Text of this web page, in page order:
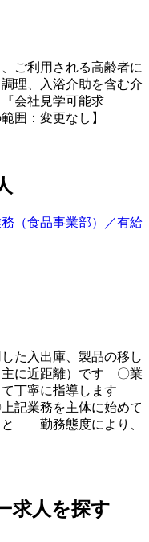
ご利用される高齢者に
理、入浴介助を含む介
学可能求
：変更なし】
（食品事業部）／有給
た入出庫、製品の移し
に近距離）です 〇業
て丁寧に指導します
記業務を主体に始めて
と 勤務態度により、
求人を探す